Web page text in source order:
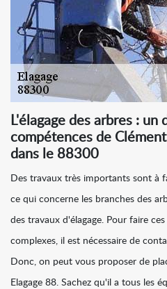
L'élagage des arbres : un
compétences de
dans le 88300
Des travaux très importants sont à
ce qui concerne les branches des
des travaux d'élagage. Pour faire
complexes, il est nécessaire de
Donc, on peut vous proposer de
Elagage 88. Sachez qu'il a tous les